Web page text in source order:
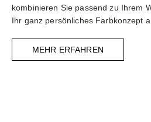
kombinieren Sie passend zu Ihrem
Ihr ganz persönliches Farbkonzept
MEHR ERFAHREN